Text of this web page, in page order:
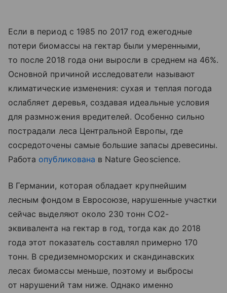
Если в период с 1985 по 2017 год ежегодные
потери биомассы на гектар были умеренными,
то после 2018 года они выросли в среднем на 46%.
Основной причиной исследователи называют
климатические изменения: сухая и теплая погода
ослабляет деревья, создавая идеальные условия
для размножения вредителей. Особенно сильно
пострадали леса Центральной Европы, где
сосредоточены самые большие запасы древесины.
Работа опубликована в Nature Geoscience.
В Германии, которая обладает крупнейшим
лесным фондом в Евросоюзе, нарушенные участки
сейчас выделяют около 230 тонн CO2-
эквивалента на гектар в год, тогда как до 2018
года этот показатель составлял примерно 170
тонн. В средиземноморских и скандинавских
лесах биомассы меньше, поэтому и выбросы
от нарушений там ниже. Однако именно